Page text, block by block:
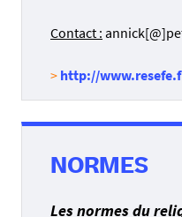
Contact :
> http://
NORMES
Les normes du